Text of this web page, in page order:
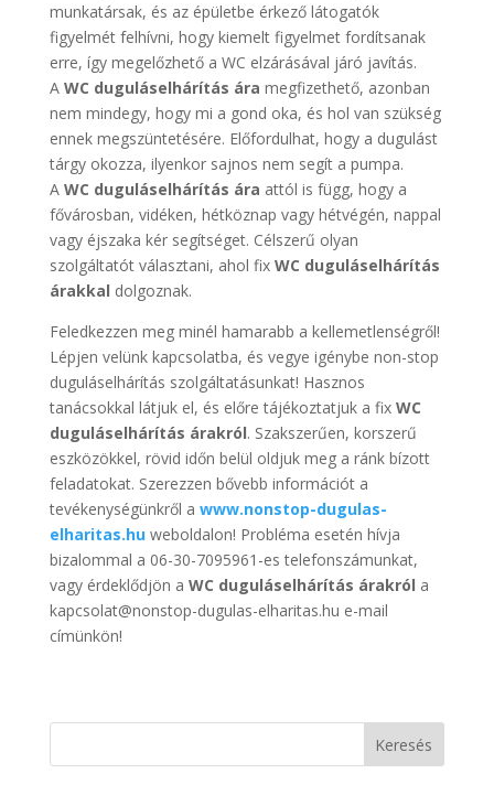
munkatársak, és az épületbe érkező látogatók
figyelmét felhívni, hogy kiemelt figyelmet fordítsanak
erre, így megelőzhető a WC elzárásával járó javítás.
A WC duguláselhárítás ára megfizethető, azonban
nem mindegy, hogy mi a gond oka, és hol van szükség
ennek megszüntetésére. Előfordulhat, hogy a dugulást
tárgy okozza, ilyenkor sajnos nem segít a pumpa.
A WC duguláselhárítás ára attól is függ, hogy a
fővárosban, vidéken, hétköznap vagy hétvégén, nappal
vagy éjszaka kér segítséget. Célszerű olyan
szolgáltatót választani, ahol fix WC duguláselhárítás
árakkal dolgoznak.
Feledkezzen meg minél hamarabb a kellemetlenségről!
Lépjen velünk kapcsolatba, és vegye igénybe non-stop
duguláselhárítás szolgáltatásunkat! Hasznos
tanácsokkal látjuk el, és előre tájékoztatjuk a fix WC
duguláselhárítás árakról. Szakszerűen, korszerű
eszközökkel, rövid időn belül oldjuk meg a ránk bízott
feladatokat. Szerezzen bővebb információt a
tevékenységünkről a www.nonstop-dugulas-
elharitas.hu weboldalon! Probléma esetén hívja
bizalommal a 06-30-7095961-es telefonszámunkat,
vagy érdeklődjön a WC duguláselhárítás árakról a
kapcsolat@nonstop-dugulas-elharitas.hu e-mail
címünkön!